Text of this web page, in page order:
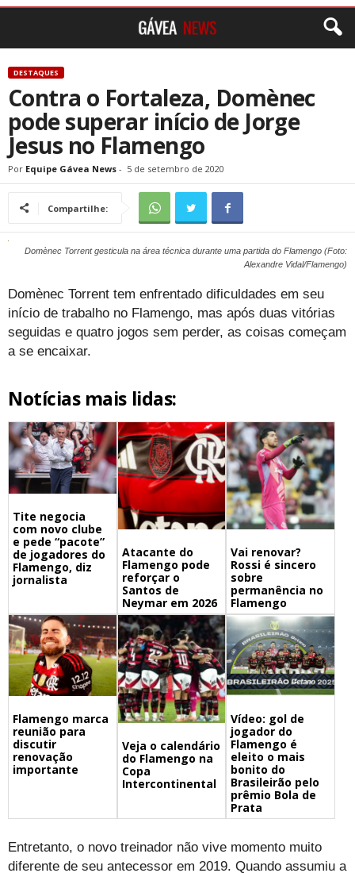
DESTAQUES
Contra o Fortaleza, Domènec
pode superar início de Jorge
Jesus no Flamengo
Por Equipe Gávea News - 5 de setembro de 2020
Compartilhe:
Domènec Torrent gesticula na área técnica durante uma partida do Flamengo (Foto:
Alexandre Vidal/Flamengo)
Domènec Torrent tem enfrentado dificuldades em seu
início de trabalho no Flamengo, mas após duas vitórias
seguidas e quatro jogos sem perder, as coisas começam
a se encaixar.
Notícias mais lidas:
Tite negocia
com novo clube
e pede “pacote”
de jogadores do
Flamengo, diz
jornalista
Atacante do
Flamengo pode
reforçar o
Santos de
Neymar em 2026
Vai renovar?
Rossi é sincero
sobre
permanência no
Flamengo
Flamengo marca
reunião para
discutir
renovação
importante
Veja o calendário
do Flamengo na
Copa
Intercontinental
Vídeo: gol de
jogador do
Flamengo é
eleito o mais
bonito do
Brasileirão pelo
prêmio Bola de
Prata
Entretanto, o novo treinador não vive momento muito
diferente de seu antecessor em 2019. Quando assumiu a